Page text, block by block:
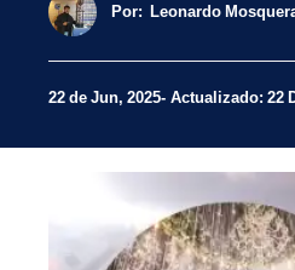
Por: Leonardo
22 de Jun, 2025 Actualizado: 22